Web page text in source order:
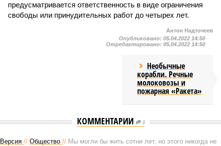
предусматривается ответственность в виде ограничения
свободы или принудительных работ до четырех лет.
Антон Надточеев
Опубликовано: 05.04.2022 14:50
Отредактировано: 05.04.2022 14:50
Необычные
корабли. Речные
молоковозы и
пожарная «Ракета»
КОММЕНТАРИИ 0
Версия // Общество // Мы могли бы жить сотни лет, но этого никогда не